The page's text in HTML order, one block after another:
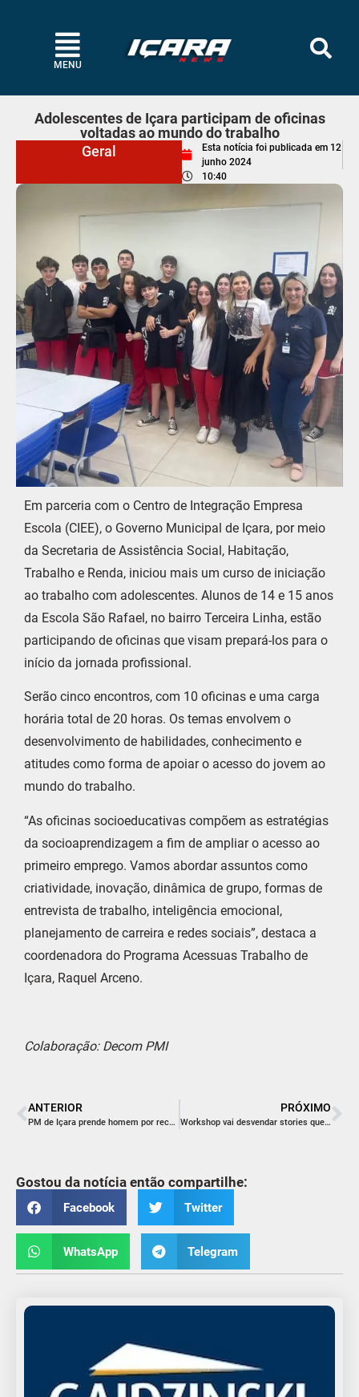
MENU
Adolescentes de Içara participam de oficinas
voltadas ao mundo do trabalho
Geral
Esta notícia foi publicada em 12
junho 2024
10:40
Em parceria com o Centro de Integração Empresa
Escola (CIEE), o Governo Municipal de Içara, por meio
da Secretaria de Assistência Social, Habitação,
Trabalho e Renda, iniciou mais um curso de iniciação
ao trabalho com adolescentes. Alunos de 14 e 15 anos
da Escola São Rafael, no bairro Terceira Linha, estão
participando de oficinas que visam prepará-los para o
início da jornada profissional.
Serão cinco encontros, com 10 oficinas e uma carga
horária total de 20 horas. Os temas envolvem o
desenvolvimento de habilidades, conhecimento e
atitudes como forma de apoiar o acesso do jovem ao
mundo do trabalho.
“As oficinas socioeducativas compõem as estratégias
da socioaprendizagem a fim de ampliar o acesso ao
primeiro emprego. Vamos abordar assuntos como
criatividade, inovação, dinâmica de grupo, formas de
entrevista de trabalho, inteligência emocional,
planejamento de carreira e redes sociais”, destaca a
coordenadora do Programa Acessuas Trabalho de
Içara, Raquel Arceno.
Colaboração: Decom PMI
ANTERIOR
PM de Içara prende homem por receptação e furto de energia no bairro Antônio Lima
PRÓXIMO
Workshop vai desvendar stories que conectam e vendem em Içara
Gostou da notícia então compartilhe:
Facebook Twitter
WhatsApp Telegram